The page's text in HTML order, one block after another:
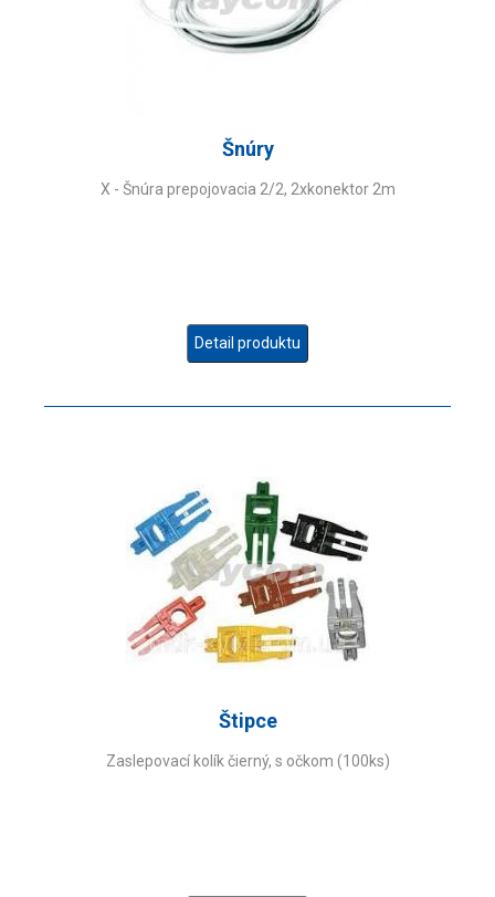
Šnúry
X - Šnúra prepojovacia 2/2, 2xkonektor 2m
Detail produktu
Štipce
Zaslepovací kolík čierný, s očkom (100ks)